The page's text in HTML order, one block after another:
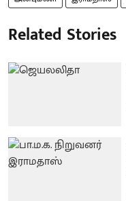
Related Stories